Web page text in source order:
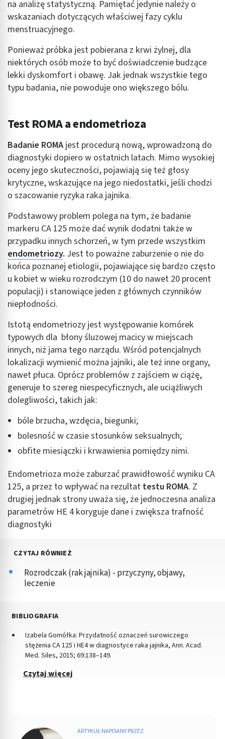
na analizę statystyczną. Pamiętać jedynie należy o
wskazaniach dotyczących właściwej fazy cyklu
menstruacyjnego.
Ponieważ próbka jest pobierana z krwi żylnej, dla
niektórych osób może to być doświadczenie budzące
lekki dyskomfort i obawę. Jak jednak wszystkie tego
typu badania, nie powoduje ono większego bólu.
Test ROMA a endometrioza
Badanie ROMA jest procedurą nową, wprowadzoną do
diagnostyki dopiero w ostatnich latach. Mimo wysokiej
oceny jego skuteczności, pojawiają się też głosy
krytyczne, wskazujące na jego niedostatki, jeśli chodzi
o szacowanie ryzyka raka jajnika.
Podstawowy problem polega na tym, że badanie
markeru CA 125 może dać wynik dodatni także w
przypadku innych schorzeń, w tym przede wszystkim
endometriozy. Jest to poważne zaburzenie o nie do
końca poznanej etiologii, pojawiające się bardzo często
u kobiet w wieku rozrodczym (10 do nawet 20 procent
populacji) i stanowiące jeden z głównych czynników
niepłodności.
Istotą endometriozy jest występowanie komórek
typowych dla błony śluzowej macicy w miejscach
innych, niż jama tego narządu. Wśród potencjalnych
lokalizacji wymienić można jajniki, ale też inne organy,
nawet płuca. Oprócz problemów z zajściem w ciążę,
generuje to szereg niespecyficznych, ale uciążliwych
dolegliwości, takich jak:
bóle brzucha, wzdęcia, biegunki;
bolesność w czasie stosunków seksualnych;
obfite miesiączki i krwawienia pomiędzy nimi.
Endometrioza może zaburzać prawidłowość wyniku CA
125, a przez to wpływać na rezultat testu ROMA. Z
drugiej jednak strony uważa się, że jednoczesna analiza
parametrów HE 4 koryguje dane i zwiększa trafność
diagnostyki
CZYTAJ RÓWNIEŻ
Rozrodczak (rak jajnika) - przyczyny, objawy,
leczenie
BIBLIOGRAFIA
Izabela Gomółka: Przydatność oznaczeń surowiczego
stężenia CA 125 i HE4 w diagnostyce raka jajnika, Ann. Acad.
Med. Siles, 2015; 69:138–149.
Czytaj więcej
ARTYKUŁ NAPISANY PRZEZ